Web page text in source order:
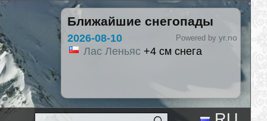
Ближайшие снегопады
Powered by yr.no
2026-08-10
Лас Леньяс +4 см снега